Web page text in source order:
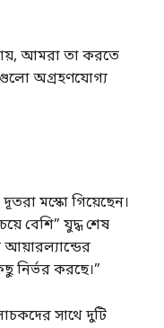
আমরা তা করতে
অগ্রহণযোগ্য
মস্কো গিয়েছেন।
বেশি” যুদ্ধ শেষ
করছে।”
সাথে দুটি